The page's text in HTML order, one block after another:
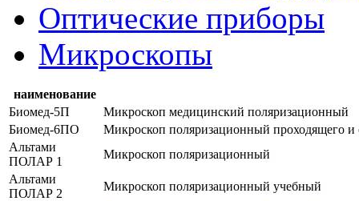
Оптические приборы
Микроскопы
наименование
Биомед-5П
Микроскоп медицинский поляризационный
Биомед-6ПО
Микроскоп поляризационный проходящего и
Альтами
ПОЛАР 1
Микроскоп поляризационный
Альтами
ПОЛАР 2
Микроскоп поляризационный учебный